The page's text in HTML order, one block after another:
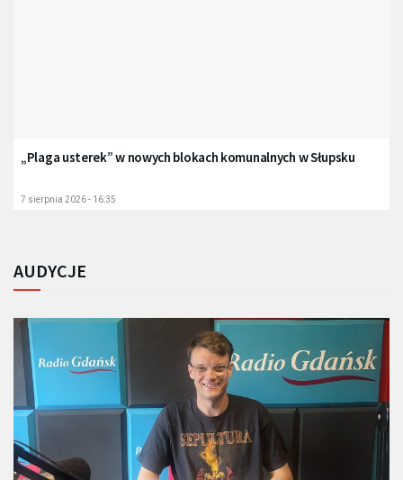
„Plaga usterek” w nowych blokach komunalnych w Słupsku
7 sierpnia 2026 - 16:35
AUDYCJE